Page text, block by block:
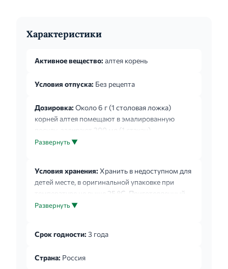
Характеристики
Активное вещество: алтея корень
Условия отпуска: Без рецепта
Дозировка: Около 6 г (1 столовая ложка)
корней алтея помещают в эмалированную
посуду, заливают 200 мл (1 стакан)
охлажденной кипяченой воды, закрывают
температуре 45 минут, процеживают,
оставшееся сырье отжимают. Объем
до 200 мл. Настой принимают внутрь 3-4 раза в
- по 1/2-1/3 стакана, дети от 6 до 14 лет - по 1-2
Развернуть ▼
Условия хранения: Хранить в недоступном для
детей месте, в оригинальной упаковке при
температуре не выше 25 °С. Приготовленный
настой - в прохладном месте не более 1 суток.
Развернуть ▼
Срок годности: 3 года
Страна: Россия